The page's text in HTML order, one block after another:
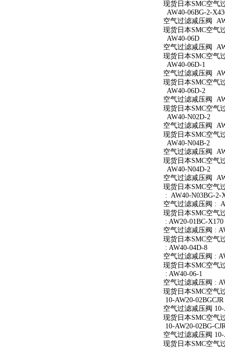
现货日本SMC空气
AW40-06BG-2-
空气过滤减压阀
现货日本SMC空气
AW40-06D
空气过滤减压阀
现货日本SMC空气
AW40-06D-1
空气过滤减压阀
现货日本SMC空气
AW40-06D-2
空气过滤减压阀
现货日本SMC空气
AW40-N02D-2
空气过滤减压阀
现货日本SMC空气
AW40-N04B-2
空气过滤减压阀
现货日本SMC空气
AW40-N04D-2
空气过滤减压阀
现货日本SMC空气
: AW40-N03BG-2-
空气过滤减压阀 :
现货日本SMC空气
: AW20-01BC-X170
空气过滤减压阀 :
现货日本SMC空气
: AW40-04D-8
空气过滤减压阀 :
现货日本SMC空气
: AW40-06-1
空气过滤减压阀 :
现货日本SMC空气
10-AW20-02BGCJR
空气过滤减压阀 10-
现货日本SMC空气
10-AW20-02BG-
空气过滤减压阀 10-
现货日本SMC空气